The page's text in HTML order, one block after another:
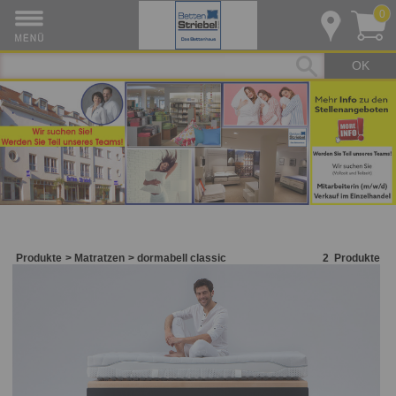
OK
0
Produkte Matratzen dormabell classic 2 Produkte